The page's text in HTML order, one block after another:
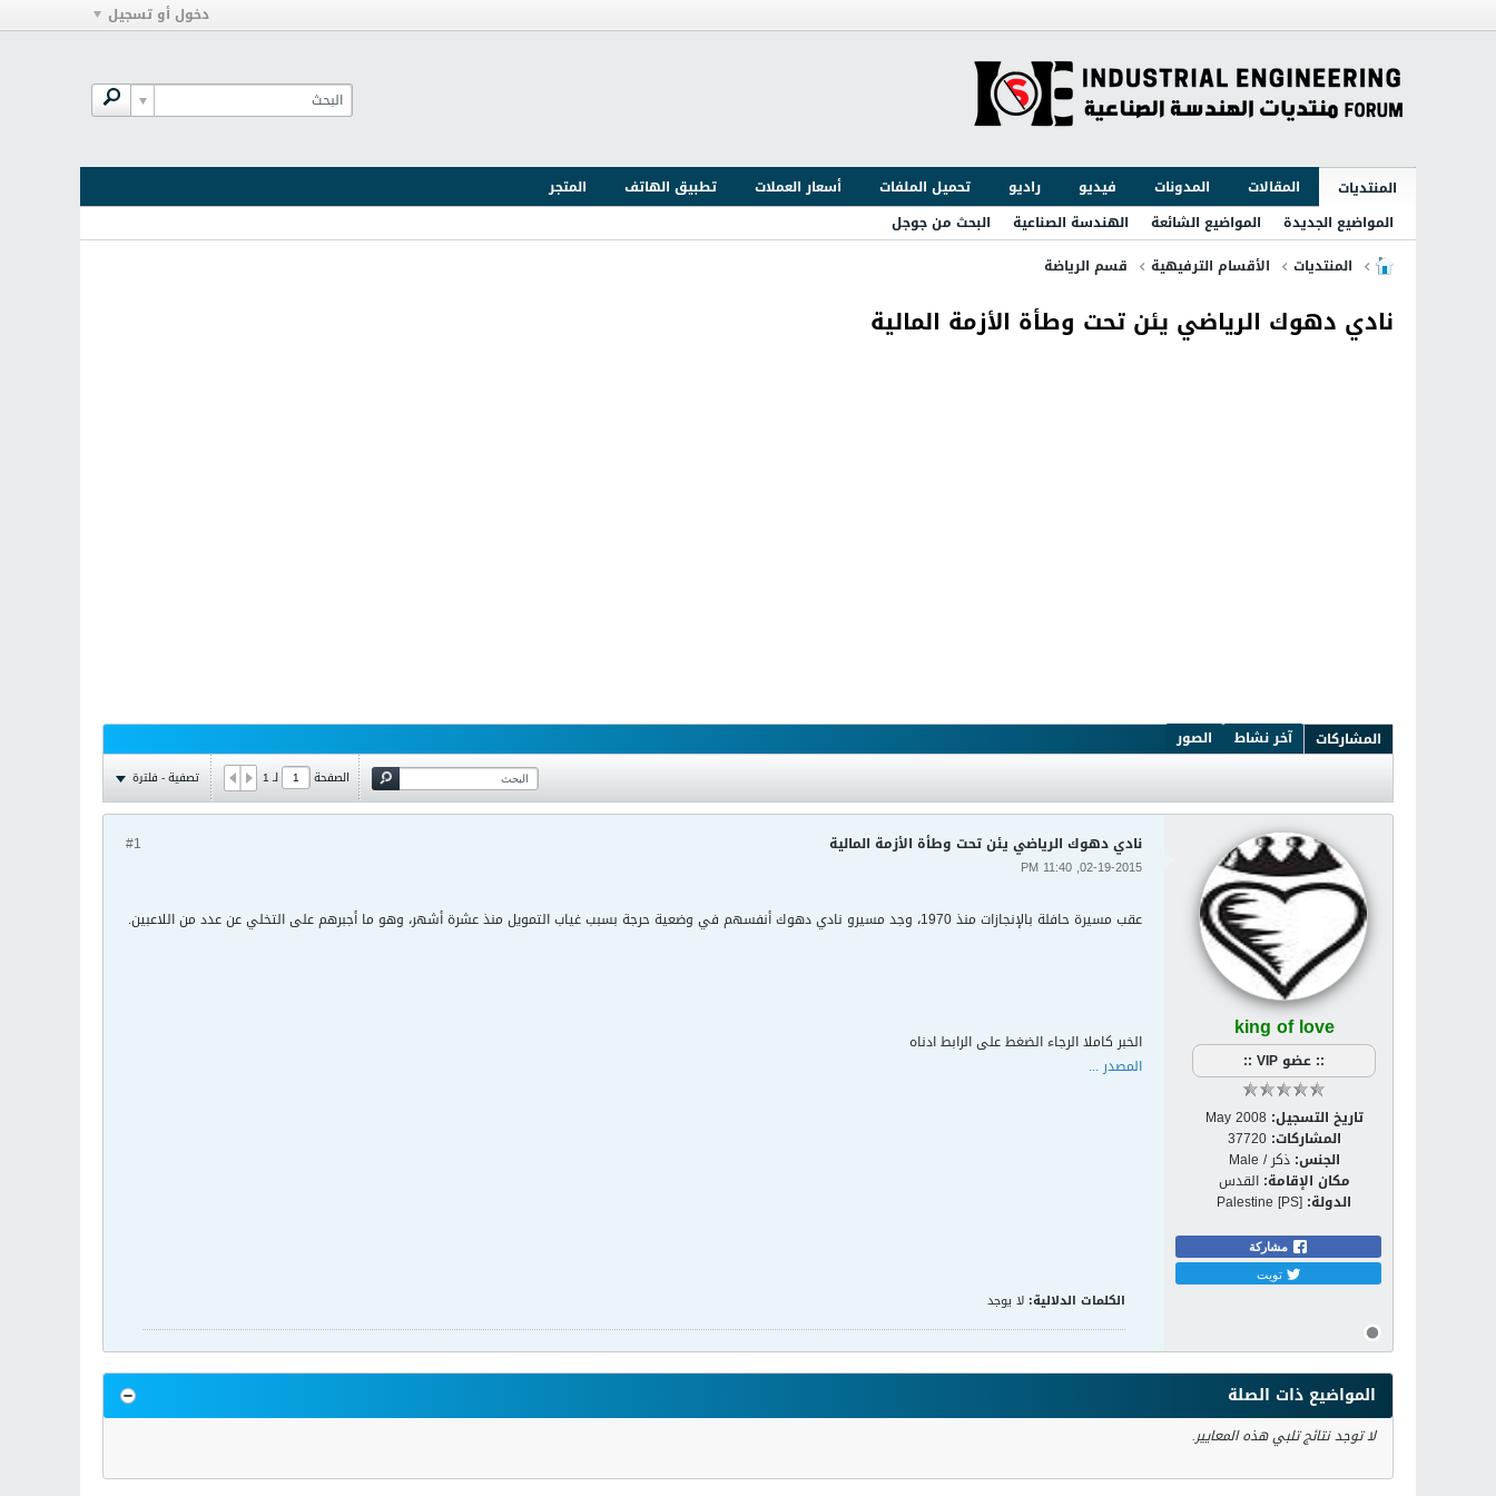
دخول أو تسجيل
المنتديات المقالات المدونات فيديو راديو تحميل الملفات أسعار العملات تطبيق الهاتف
المتجر
المواضيع الجديدة
المواضيع الشائعة الهندسة الصناعية
البحث من جوجل
المنتديات
الأقسام الترفيهية قسم الرياضة
نادي دهوك الرياضي يئن تحت وطأة الأزمة المالية
المشاركات آخر نشاط الصور
الصفحة لـ1 تصفية - فلترة
king of love
:: عضو VIP ::
تاريخ التسجيل: May 2008
المشاركات: 37720
الجنس: ذكر / Male
مكان الإقامة: القدس
الدولة: Palestine [PS]
مشاركة
تويت
#1 نادي دهوك الرياضي يئن تحت وطأة الأزمة المالية
02-19-2015, 11:40 PM
عقب مسيرة حافلة بالإنجازات منذ 1970، وجد مسيرو نادي دهوك أنفسهم في وضعية حرجة بسبب غياب التمويل منذ عشرة أشهر، وهو ما أجبرهم على التخلي عن عدد من اللاعبين.
الخبر كاملا الرجاء الضغط على الرابط ادناه
المصدر ...
الكلمات الدلالية: لا يوجد
المواضيع ذات الصلة
لا توجد نتائج تلبي هذه المعايير.